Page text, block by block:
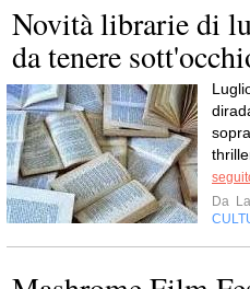
Novità librarie di
da tenere
Da